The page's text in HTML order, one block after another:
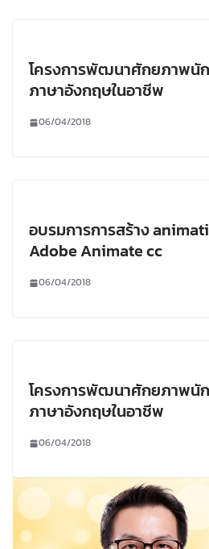
โครงการพัฒนาศักยภาพนั
ภาษาอังกฤษในอาชีพ
06/04/2018
อบรมการการสร้าง
Adobe Animate cc
06/04/2018
โครงการพัฒนาศักยภาพนั
ภาษาอังกฤษในอาชีพ
06/04/2018